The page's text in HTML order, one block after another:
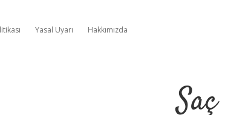
Yasal Uyarı Hakkımızda